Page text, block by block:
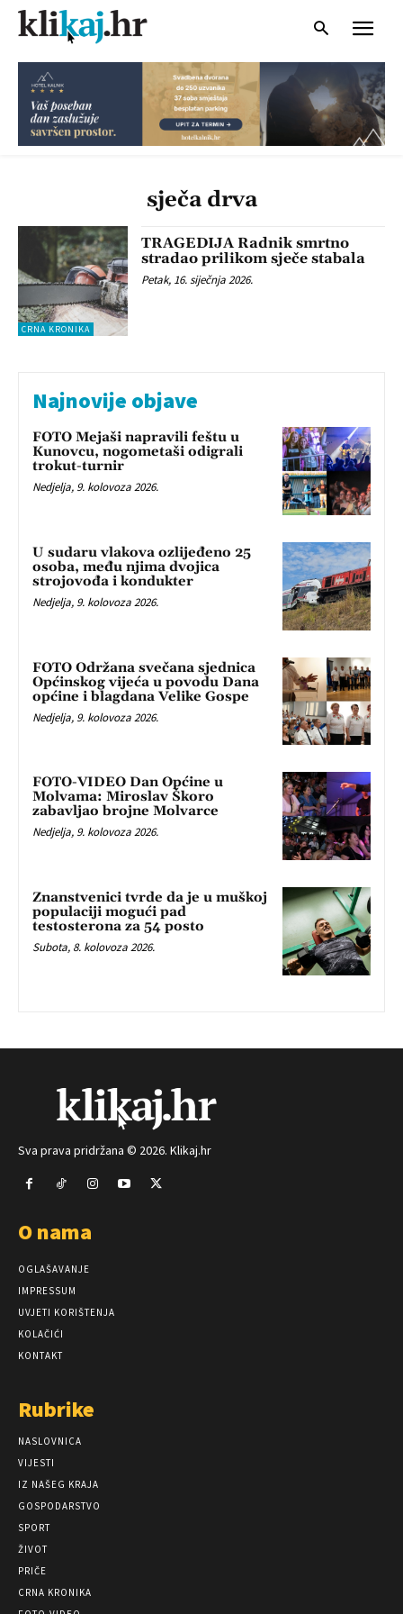
sječa drva
CRNA KRONIKA
TRAGEDIJA Radnik smrtno
stradao prilikom sječe stabala
Petak, 16. siječnja 2026.
Najnovije objave
FOTO Mejaši napravili feštu u
Kunovcu, nogometaši odigrali
trokut-turnir
Nedjelja, 9. kolovoza 2026.
U sudaru vlakova ozlijeđeno 25
osoba, među njima dvojica
strojovođa i kondukter
Nedjelja, 9. kolovoza 2026.
FOTO Održana svečana sjednica
Općinskog vijeća u povodu Dana
općine i blagdana Velike Gospe
Nedjelja, 9. kolovoza 2026.
FOTO-VIDEO Dan Općine u
Molvama: Miroslav Škoro
zabavljao brojne Molvarce
Nedjelja, 9. kolovoza 2026.
Znanstvenici tvrde da je u muškoj
populaciji mogući pad
testosterona za 54 posto
Subota, 8. kolovoza 2026.
Sva prava pridržana © 2026. Klikaj.hr
O nama
OGLAŠAVANJE
IMPRESSUM
UVJETI KORIŠTENJA
KOLAČIĆI
KONTAKT
Rubrike
NASLOVNICA
VIJESTI
IZ NAŠEG KRAJA
GOSPODARSTVO
SPORT
ŽIVOT
PRIČE
CRNA KRONIKA